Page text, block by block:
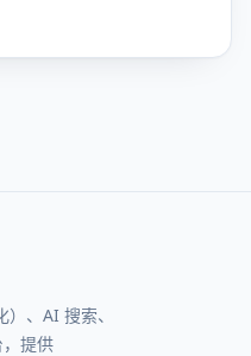
、AI 搜索、
提供